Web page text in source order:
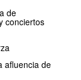
de
conciertos
afluencia de